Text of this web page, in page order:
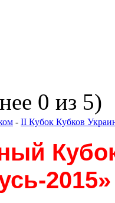
0 из 5)
- II Кубок Кубков
2015»